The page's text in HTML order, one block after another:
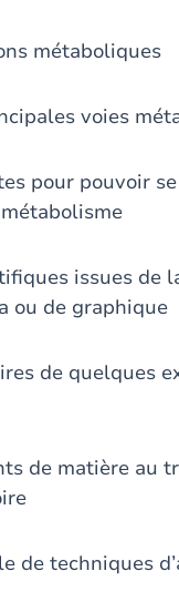
métaboliques
voies
pour pouvoir
issues de
ou de graphique
de quelques
de matière au
de techniques